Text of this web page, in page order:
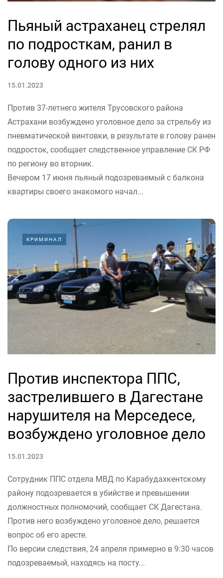
Пьяный астраханец стрелял
по подросткам, ранил в
голову одного из них
15.01.2023
Против 37-летнего жителя Трусовского района
Астрахани возбуждено уголовное дело за стрельбу из
пневматической винтовки, в результате в голову ранен
подросток, сообщает следственное управление СК РФ
по региону во вторник.
Вечером 17 июня пьяный подозреваемый с балкона
квартиры своего знакомого начал...
КРИМИНАЛ
Против инспектора ППС,
застрелившего в Дагестане
нарушителя на Мерседесе,
возбуждено уголовное дело
15.01.2023
Сотрудник ППС отдела МВД по Карабудахкентскому
району подозревается в убийстве и превышении
должностных полномочий, сообщает СК Дагестана.
Против него возбуждено уголовное дело, решается
вопрос об его аресте.
По версии следствия, 24 апреля примерно в 9:30 часов
подозреваемый, находясь на посту...